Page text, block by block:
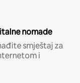
nomade
smještaj za
i